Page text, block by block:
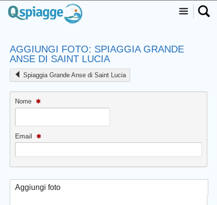
AGGIUNGI FOTO: SPIAGGIA GRANDE
ANSE DI SAINT LUCIA
Spiaggia Grande Anse di Saint Lucia
Nome
Email
Aggiungi foto